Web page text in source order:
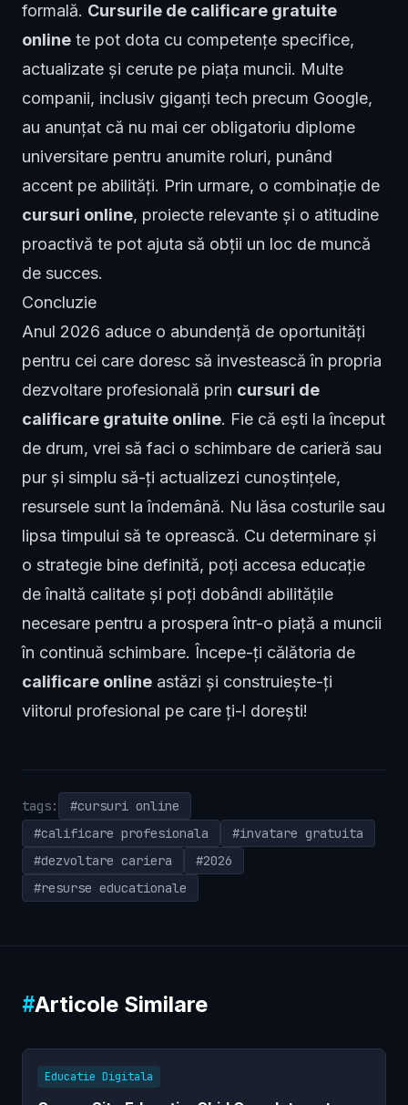
formală. Cursurile de calificare gratuite
online te pot dota cu competențe specifice,
actualizate și cerute pe piața muncii. Multe
companii, inclusiv giganți tech precum Google,
au anunțat că nu mai cer obligatoriu diplome
universitare pentru anumite roluri, punând
accent pe abilități. Prin urmare, o combinație de
cursuri online, proiecte relevante și o atitudine
proactivă te pot ajuta să obții un loc de muncă
de succes.
Concluzie
Anul 2026 aduce o abundență de oportunități
pentru cei care doresc să investească în propria
dezvoltare profesională prin cursuri de
calificare gratuite online. Fie că ești la început
de drum, vrei să faci o schimbare de carieră sau
pur și simplu să-ți actualizezi cunoștințele,
resursele sunt la îndemână. Nu lăsa costurile sau
lipsa timpului să te oprească. Cu determinare și
o strategie bine definită, poți accesa educație
de înaltă calitate și poți dobândi abilitățile
necesare pentru a prospera într-o piață a muncii
în continuă schimbare. Începe-ți călătoria de
calificare online astăzi și construiește-ți
viitorul profesional pe care ți-l dorești!
tags:
#cursuri online
#calificare profesionala
#invatare gratuita
#dezvoltare cariera
#2026
#resurse educationale
#Articole Similare
Educatie Digitala